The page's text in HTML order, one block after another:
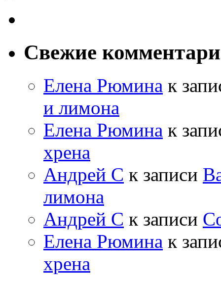
Свежие
Елена Рюмина к
и лимона
Елена Рюмина к
хрена
Андрей С к записи
лимона
Андрей С к записи
Елена Рюмина к
хрена